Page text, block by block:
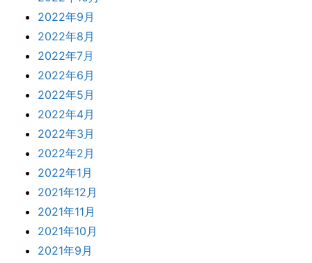
2022年9月
2022年8月
2022年7月
2022年6月
2022年5月
2022年4月
2022年3月
2022年2月
2022年1月
2021年12月
2021年11月
2021年10月
2021年9月